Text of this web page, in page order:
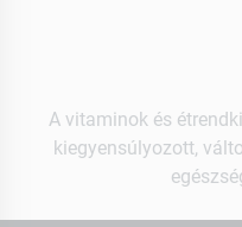
A vitaminok és
kiegyensúlyozott,